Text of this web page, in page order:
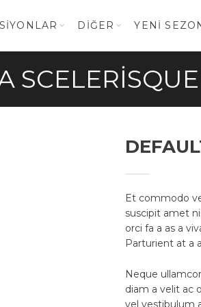
DIĞER YENI
SCELERISQUE
Et commodo
suscipit amet
orci fa a as a
Parturient at a
Neque
diam a velit ac
vel vestibulum